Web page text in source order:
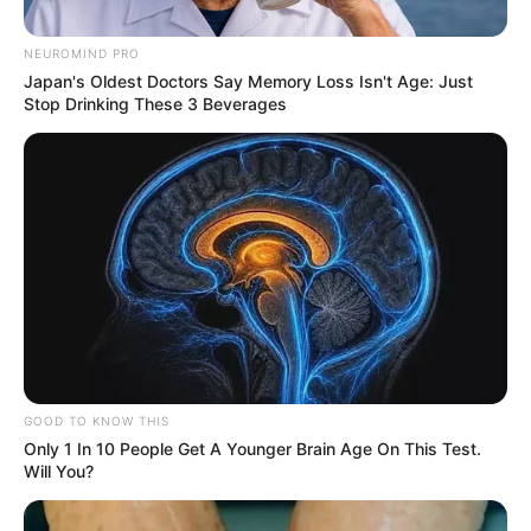
Allanamiento en Sabaneta terminó en tiroteo: Un hombre
fue capturado
Por: Yuli Metaute Londoño
Marzo 25, 2025
NEUROMIND PRO
Japan's Oldest Doctors Say Memory Loss Isn't Age: Just
Stop Drinking These 3 Beverages
GOOD TO KNOW THIS
Only 1 In 10 People Get A Younger Brain Age On This Test.
Will You?